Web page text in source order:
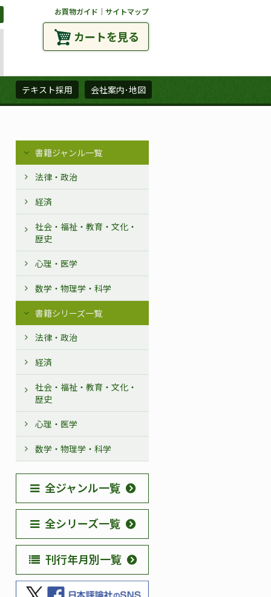
お買物ガイド ｜ サイトマップ
カートを見る
テキスト採用 会社案内･地図
書籍ジャンル一覧
法律・政治
経済
社会・福祉・教育・文化・
歴史
心理・医学
数学・物理学・科学
書籍シリーズ一覧
法律・政治
経済
社会・福祉・教育・文化・
歴史
心理・医学
数学・物理学・科学
全ジャンル一覧
全シリーズ一覧
刊行年月別一覧